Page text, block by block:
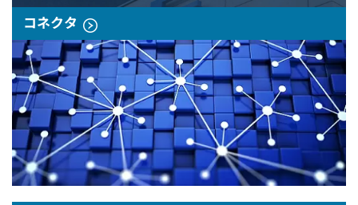
コネクタ